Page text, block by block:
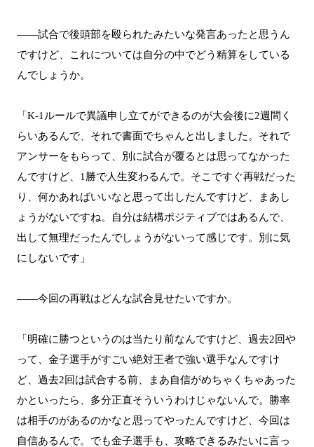
――試合で後頭部を殴られたみたいな発言あったと思うん
ですけど、これについては自分の中でどう精算をしている
んでしょうか。
「K-1ルールで異議申し立てができるのが大会後に2週間く
らいあるんで、それで書面でちゃんと出しました。それで
アンサーをもらって、別に試合が覆るとは思ってなかった
んですけど、1勝で人生変わるんで。そこですぐ再戦だった
り、何かあればいいなと思って出したんですけど、まあし
ょうがないですね。自分は結構ポジティブではあるんで、
出して無理だったんでしょうがないって感じです。別に気
にしないです」
――今回の再戦はどんな試合見せたいですか。
「明確に勝つというのは当たり前なんですけど、過去2回や
って、金子選手がすごい絶対王者で強い選手なんですけ
ど、過去2回は試合する前、まあ自信がめちゃくちゃあった
かといったら、多分正直そういうわけじゃないんで。勝率
は相手のがあるのかなと思ってやったんですけど、今回は
自信あるんで。でも金子選手も、攻略できるみたいに言っ